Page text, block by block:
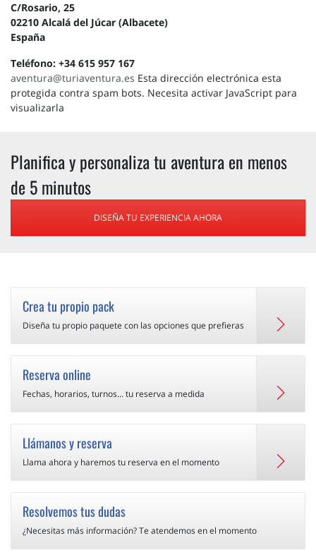
C/Rosario, 25
02210 Alcalá del Júcar (Albacete)
España
Teléfono: +34 615 957 167
aventura@turiaventura.es Esta dirección electrónica esta
protegida contra spam bots. Necesita activar JavaScript para
visualizarla
Planifica y personaliza tu aventura en menos
de 5 minutos
DISEÑA TU EXPERIENCIA AHORA
Crea tu propio pack
Diseña tu propio paquete con las opciones que prefieras
Reserva online
Fechas, horarios, turnos... tu reserva a medida
Llámanos y reserva
Llama ahora y haremos tu reserva en el momento
Resolvemos tus dudas
¿Necesitas más información? Te atendemos en el momento